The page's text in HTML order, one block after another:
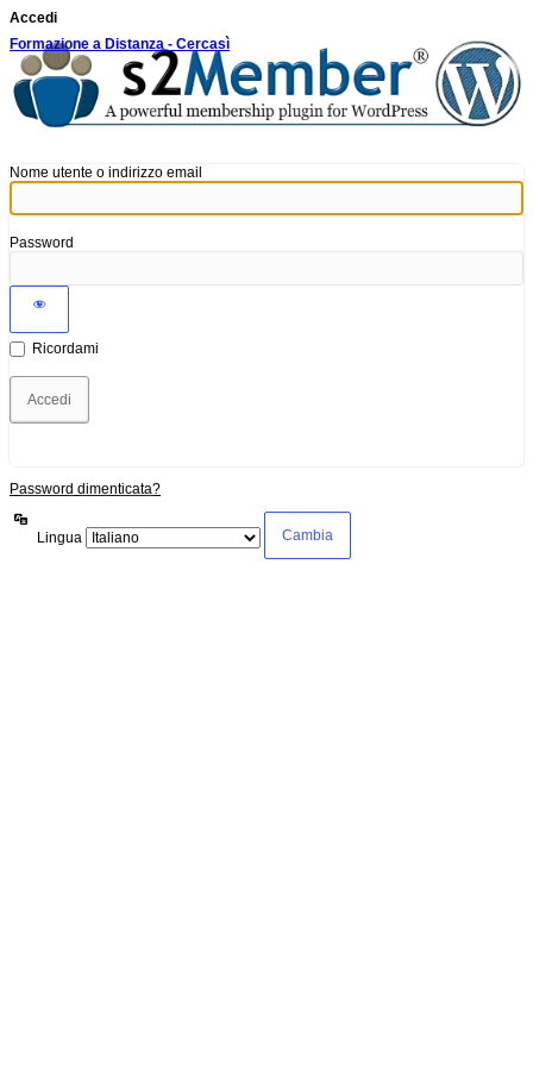
Accedi
Formazione a Distanza - Cercasì
Nome utente o indirizzo email
Password
Ricordami
Password dimenticata?
Lingua